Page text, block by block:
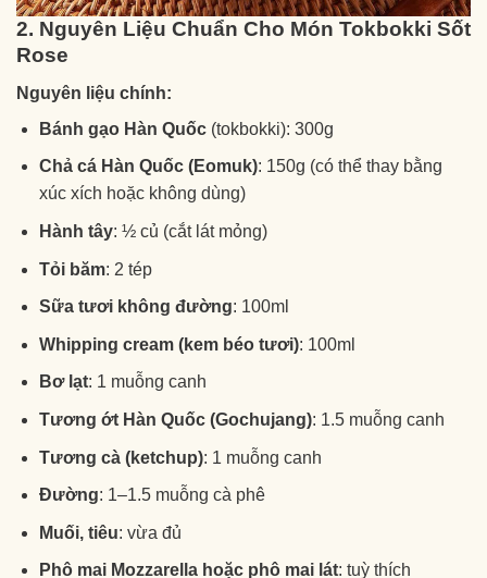
2. Nguyên Liệu Chuẩn Cho Món Tokbokki Sốt
Rose
Nguyên liệu chính:
Bánh gạo Hàn Quốc(tokbokki): 300g
Chả cá Hàn Quốc (Eomuk): 150g (có thể thay bằng
xúc xích hoặc không dùng)
Hành tây: ½ củ (cắt lát mỏng)
Tỏi băm: 2 tép
Sữa tươi không đường: 100ml
Whipping cream (kem béo tươi): 100ml
Bơ lạt: 1 muỗng canh
Tương ớt Hàn Quốc (Gochujang): 1.5 muỗng canh
Tương cà (ketchup): 1 muỗng canh
Đường: 1–1.5 muỗng cà phê
Muối, tiêu: vừa đủ
Phô mai Mozzarella hoặc phô mai lát: tuỳ thích